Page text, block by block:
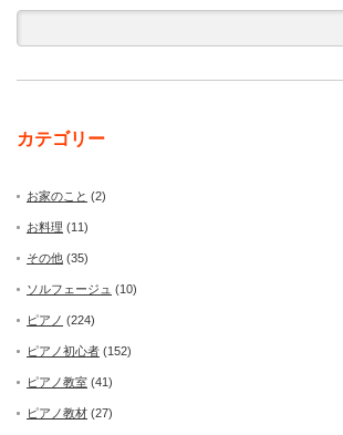
カテゴリー
お家のこと (2)
お料理 (11)
その他 (35)
ソルフェージュ (10)
ピアノ (224)
ピアノ初心者 (152)
ピアノ教室 (41)
ピアノ教材 (27)